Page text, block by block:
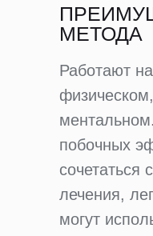
Работают
побочных
сочетаться
лечения,
могут
МЕТОДА